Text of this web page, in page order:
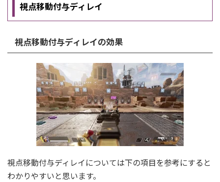
視点移動付与ディレイ
視点移動付与ディレイの効果
視点移動付与ディレイについては下の項目を参考にすると
わかりやすいと思います。